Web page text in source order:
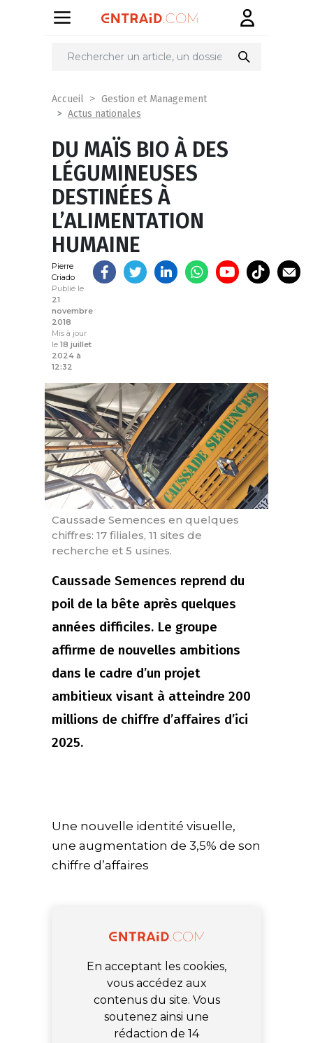
Partager
Accueil
Gestion et Management
Actus nationales
DU MAÏS BIO À DES
LÉGUMINEUSES
DESTINÉES À
L’ALIMENTATION
HUMAINE
Pierre
Criado
Publié le
21
novembre
2018
Mis à jour
le 18 juillet
2024 à
12:32
Caussade Semences en quelques
chiffres: 17 filiales, 11 sites de
recherche et 5 usines.
Caussade Semences reprend du
poil de la bête après quelques
années difficiles. Le groupe
affirme de nouvelles ambitions
dans le cadre d’un projet
ambitieux visant à atteindre 200
millions de chiffre d’affaires d’ici
2025.
Une nouvelle identité visuelle,
une augmentation de 3,5% de son
chiffre d’affaires
En acceptant les cookies,
vous accédez aux
contenus du site. Vous
soutenez ainsi une
rédaction de 14